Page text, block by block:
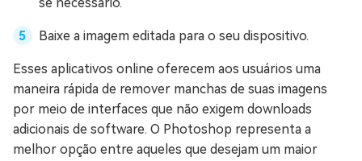
Baixe a imagem editada para o seu dispositivo.
Esses aplicativos online oferecem aos usuários uma
maneira rápida de remover manchas de suas imagens
por meio de interfaces que não exigem downloads
adicionais de software. O Photoshop representa a
melhor opção entre aqueles que desejam um maior